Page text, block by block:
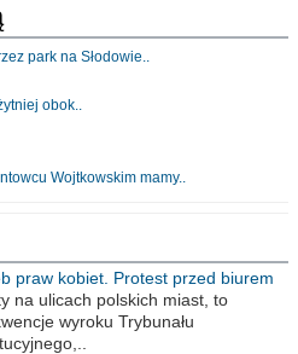
park na Słodowie..
obok..
Wojtkowskim mamy..
praw kobiet. Protest przed biurem
PiS
na ulicach polskich miast, to
wyroku Trybunału